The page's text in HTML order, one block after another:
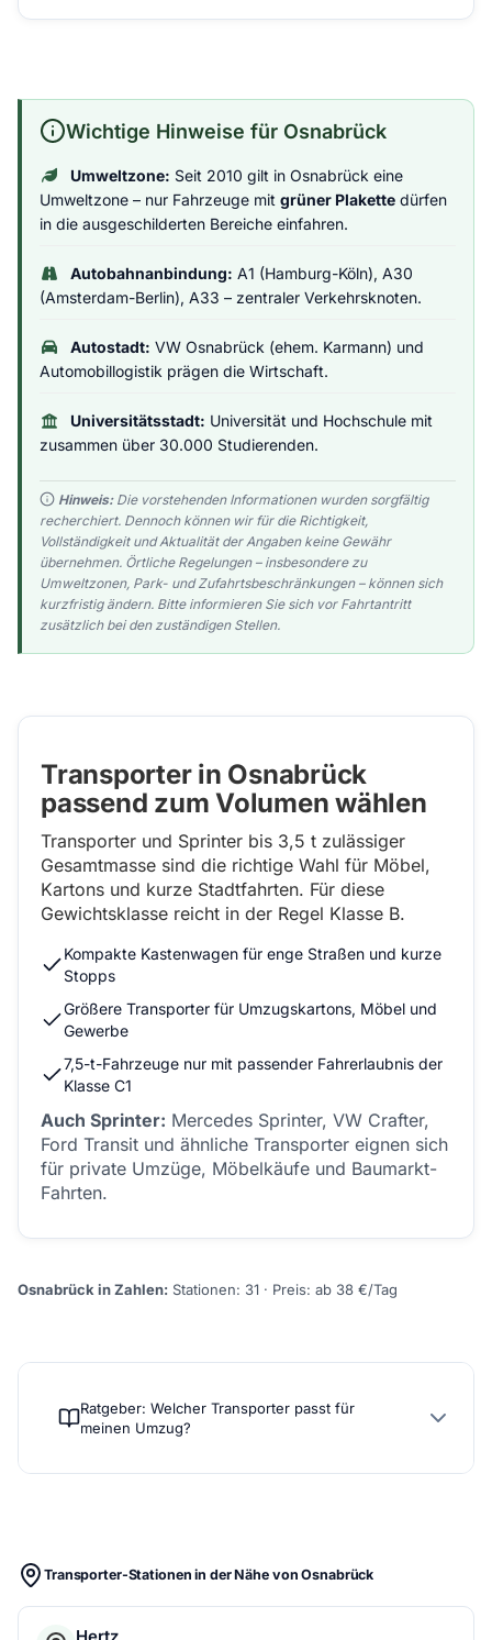
Wichtige Hinweise für Osnabrück
Umweltzone: Seit 2010 gilt in Osnabrück eine
Umweltzone – nur Fahrzeuge mit grüner Plakette dürfen
in die ausgeschilderten Bereiche einfahren.
Autobahnanbindung: A1 (Hamburg-Köln), A30
(Amsterdam-Berlin), A33 – zentraler Verkehrsknoten.
Autostadt: VW Osnabrück (ehem. Karmann) und
Automobillogistik prägen die Wirtschaft.
Universitätsstadt: Universität und Hochschule mit
zusammen über 30.000 Studierenden.
Hinweis:Die vorstehenden Informationen wurden sorgfältig
recherchiert. Dennoch können wir für die Richtigkeit,
Vollständigkeit und Aktualität der Angaben keine Gewähr
übernehmen. Örtliche Regelungen – insbesondere zu
Umweltzonen, Park- und Zufahrtsbeschränkungen – können sich
kurzfristig ändern. Bitte informieren Sie sich vor Fahrtantritt
zusätzlich bei den zuständigen Stellen.
Transporter in Osnabrück
passend zum Volumen wählen
Transporter und Sprinter bis 3,5 t zulässiger
Gesamtmasse sind die richtige Wahl für Möbel,
Kartons und kurze Stadtfahrten. Für diese
Gewichtsklasse reicht in der Regel Klasse B.
Kompakte Kastenwagen für enge Straßen und kurze
Stopps
Größere Transporter für Umzugskartons, Möbel und
Gewerbe
7,5-t-Fahrzeuge nur mit passender Fahrerlaubnis der
Klasse C1
Auch Sprinter: Mercedes Sprinter, VW Crafter,
Ford Transit und ähnliche Transporter eignen sich
für private Umzüge, Möbelkäufe und Baumarkt-
Fahrten.
Osnabrück in Zahlen: Stationen: 31 · Preis: ab 38 €/Tag
Ratgeber: Welcher Transporter passt für
meinen Umzug?
Transporter-Stationen in der Nähe von Osnabrück